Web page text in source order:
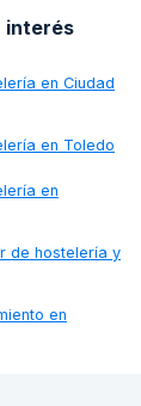
interés
en Ciudad
en Toledo
en
de hostelería y
en